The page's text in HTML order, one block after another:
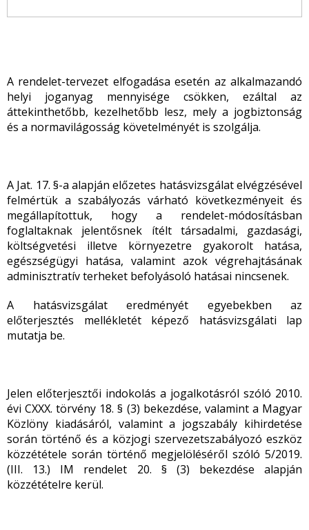
A rendelet-tervezet elfogadása esetén az alkalmazandó
helyi joganyag mennyisége csökken, ezáltal az
áttekinthetőbb, kezelhetőbb lesz, mely a jogbiztonság
és a normavilágosság követelményét is szolgálja.
A Jat. 17. §-a alapján előzetes hatásvizsgálat elvégzésével
felmértük a szabályozás várható következményeit és
megállapítottuk, hogy a rendelet-módosításban
foglaltaknak jelentősnek ítélt társadalmi, gazdasági,
költségvetési illetve környezetre gyakorolt hatása,
egészségügyi hatása, valamint azok végrehajtásának
adminisztratív terheket befolyásoló hatásai nincsenek.
A hatásvizsgálat eredményét egyebekben az
előterjesztés mellékletét képező hatásvizsgálati lap
mutatja be.
Jelen előterjesztői indokolás a jogalkotásról szóló 2010.
évi CXXX. törvény 18. § (3) bekezdése, valamint a Magyar
Közlöny kiadásáról, valamint a jogszabály kihirdetése
során történő és a közjogi szervezetszabályozó eszköz
közzététele során történő megjelöléséről szóló 5/2019.
(III. 13.) IM rendelet 20. § (3) bekezdése alapján
közzétételre kerül.